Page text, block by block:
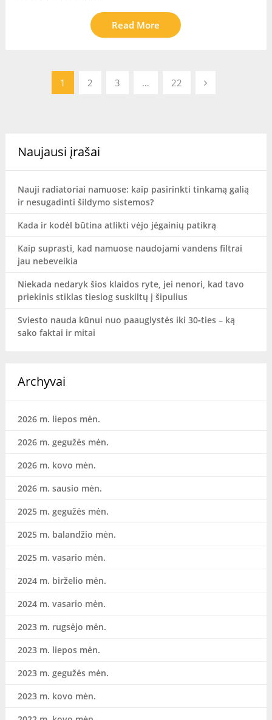
Read More
1 2 3 … 22
Naujausi įrašai
Nauji radiatoriai namuose: kaip pasirinkti tinkamą galią
ir nesugadinti šildymo sistemos?
Kada ir kodėl būtina atlikti vėjo jėgainių patikrą
Kaip suprasti, kad namuose naudojami vandens filtrai
jau nebeveikia
Niekada nedaryk šios klaidos ryte, jei nenori, kad tavo
priekinis stiklas tiesiog suskiltų į šipulius
Sviesto nauda kūnui nuo paauglystės iki 30‑ties – ką
sako faktai ir mitai
Archyvai
2026 m. liepos mėn.
2026 m. gegužės mėn.
2026 m. kovo mėn.
2026 m. sausio mėn.
2025 m. gegužės mėn.
2025 m. balandžio mėn.
2025 m. vasario mėn.
2024 m. birželio mėn.
2024 m. vasario mėn.
2023 m. rugsėjo mėn.
2023 m. liepos mėn.
2023 m. gegužės mėn.
2023 m. kovo mėn.